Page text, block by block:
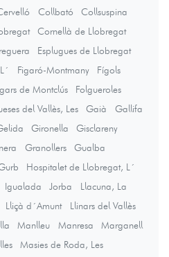
Collbató
Collsuspina
Cornellà de Llobregat
Esplugues de Llobregat
Figaró-Montmany
Fígols
de Montclús
Folgueroles
del Vallès, Les Gaià
Gallifa
Gironella
Gisclareny
Granollers
Gualba
Hospitalet de Llobregat, L´
Igualada Jorba
Llacuna, La
Lliçà d´Amunt
Llinars del Vallès
Manlleu Manresa
Marganell
Masies de Roda, Les